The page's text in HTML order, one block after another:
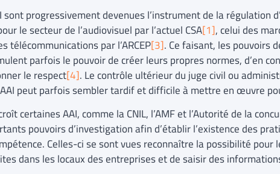
sont progressivement devenues l’instrument de la régulation
le secteur de l’audiovisuel par l’actuel CSA[1], celui des
télécommunications par l’ARCEP[3]. Ce faisant, les pouvoirs
parfois le pouvoir de créer leurs propres normes, d’en
le respect[4]. Le contrôle ultérieur du juge civil ou
peut parfois sembler tardif et difficile à mettre en œuvre
certaines AAI, comme la CNIL, l’AMF et l’Autorité de la
pouvoirs d’investigation afin d’établir l’existence des
Celles-ci se sont vues reconnaître la possibilité pour
dans les locaux des entreprises et de saisir des